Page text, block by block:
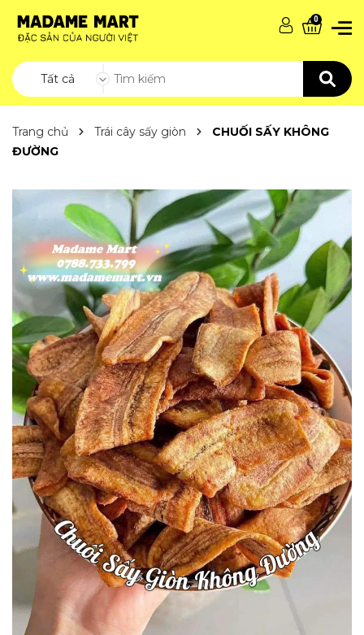
Tất cả
0
Trang chủ Trái cây sấy giòn
CHUỐI SẤY KHÔNG
ĐƯỜNG